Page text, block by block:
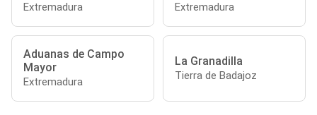
Extremadura Extremadura
Aduanas de Campo
Mayor
Extremadura
La Granadilla
Tierra de Badajoz